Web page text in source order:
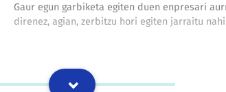
Gaur egun garbiketa egiten duen enpresari
direnez, agian, zerbitzu hori egiten jarraitu